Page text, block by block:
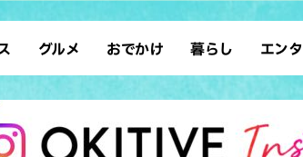
グルメ
ラーメン 沖縄そば
テイクアウト カフェ
おでかけ
デート ドラ
散歩 ソロ
暮らし
レシピ
ファッション
エン
スポ
タレント